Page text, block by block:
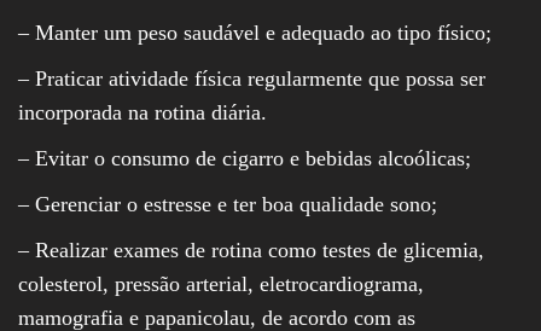
– Manter um peso saudável e adequado ao tipo físico;
– Praticar atividade física regularmente que possa ser
incorporada na rotina diária.
– Evitar o consumo de cigarro e bebidas alcoólicas;
– Gerenciar o estresse e ter boa qualidade sono;
– Realizar exames de rotina como testes de glicemia,
colesterol, pressão arterial, eletrocardiograma,
mamografia e papanicolau, de acordo com as